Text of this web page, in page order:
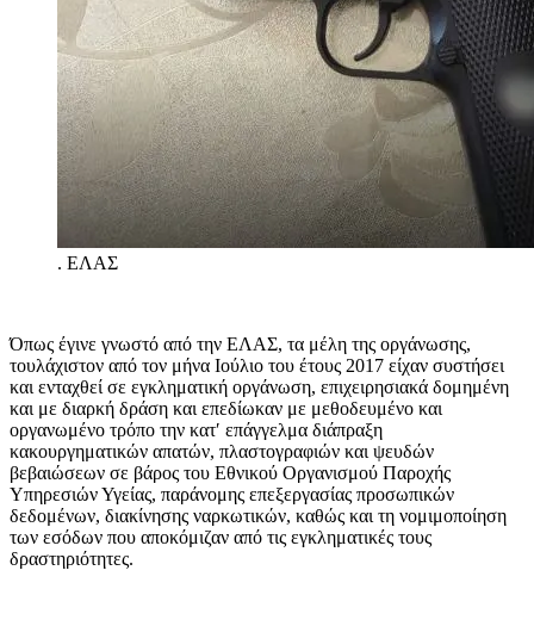
. ΕΛΑΣ
Όπως έγινε γνωστό από την ΕΛΑΣ, τα μέλη της οργάνωσης,
τουλάχιστον από τον μήνα Ιούλιο του έτους 2017 είχαν συστήσει
και ενταχθεί σε εγκληματική οργάνωση, επιχειρησιακά δομημένη
και με διαρκή δράση και επεδίωκαν με μεθοδευμένο και
οργανωμένο τρόπο την κατ′ επάγγελμα διάπραξη
κακουργηματικών απατών, πλαστογραφιών και ψευδών
βεβαιώσεων σε βάρος του Εθνικού Οργανισμού Παροχής
Υπηρεσιών Υγείας, παράνομης επεξεργασίας προσωπικών
δεδομένων, διακίνησης ναρκωτικών, καθώς και τη νομιμοποίηση
των εσόδων που αποκόμιζαν από τις εγκληματικές τους
δραστηριότητες.